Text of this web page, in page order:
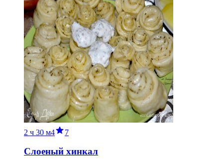
2 ч 30 м4 7
Слоеный хинкал